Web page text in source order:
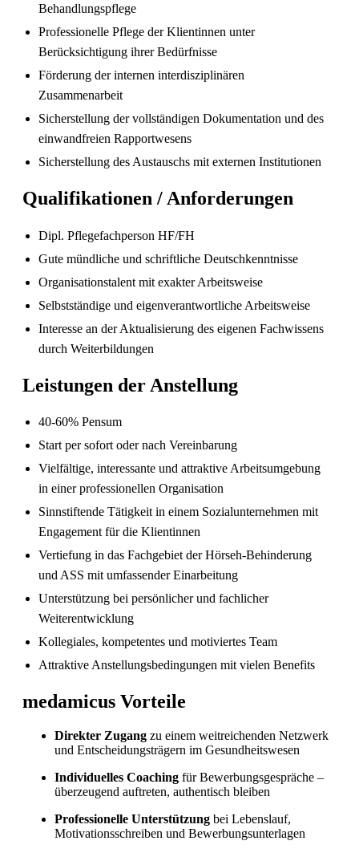
Pflegefachperson Schweiz: Anerkennung &
Die gefragtesten Gesundheitsberufe in der
Schweiz im Jahr 2026
Sind in Deutschland ausgebildete
Pflegefachpersonen in der Schweiz bevorzugt?
Fachkräftemangel in Gesundheitsberufen 2026
Chancen
Behandlungspflege
Professionelle Pflege der Klientinnen unter
Berücksichtigung ihrer Bedürfnisse
Förderung der internen interdisziplinären
Zusammenarbeit
Sicherstellung der vollständigen Dokumentation und des
einwandfreien Rapportwesens
Sicherstellung des Austauschs mit externen Institutionen
Qualifikationen / Anforderungen
Dipl. Pflegefachperson HF/FH
Gute mündliche und schriftliche Deutschkenntnisse
Organisationstalent mit exakter Arbeitsweise
Selbstständige und eigenverantwortliche Arbeitsweise
Interesse an der Aktualisierung des eigenen Fachwissens
durch Weiterbildungen
Leistungen der Anstellung
40-60% Pensum
Start per sofort oder nach Vereinbarung
Vielfältige, interessante und attraktive Arbeitsumgebung
in einer professionellen Organisation
Sinnstiftende Tätigkeit in einem Sozialunternehmen mit
Engagement für die Klientinnen
Vertiefung in das Fachgebiet der Hörseh-Behinderung
und ASS mit umfassender Einarbeitung
Unterstützung bei persönlicher und fachlicher
Weiterentwicklung
Kollegiales, kompetentes und motiviertes Team
Attraktive Anstellungsbedingungen mit vielen Benefits
medamicus Vorteile
Direkter Zugang zu einem weitreichenden Netzwerk
und Entscheidungsträgern im Gesundheitswesen
Individuelles Coaching für Bewerbungsgespräche –
überzeugend auftreten, authentisch bleiben
Professionelle Unterstützung bei Lebenslauf,
Motivationsschreiben und Bewerbungsunterlagen